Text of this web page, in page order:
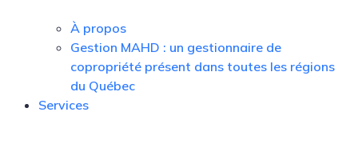
À propos
Gestion MAHD : un gestionnaire de
copropriété présent dans toutes les régions
du Québec
Services